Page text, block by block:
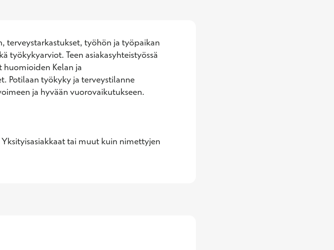
terveystarkastukset, työhön ja työpaikan
työkykyarviot. Teen asiakasyhteistyössä
huomioiden Kelan ja
Potilaan työkyky ja terveystilanne
ja hyvään vuorovaikutukseen.
tai muut kuin nimettyjen